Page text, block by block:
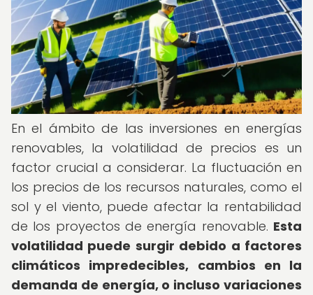
En el ámbito de las inversiones en energías
renovables, la volatilidad de precios es un
factor crucial a considerar. La fluctuación en
los precios de los recursos naturales, como el
sol y el viento, puede afectar la rentabilidad
de los proyectos de energía renovable. Esta
volatilidad puede surgir debido a factores
climáticos impredecibles, cambios en la
demanda de energía, o incluso variaciones